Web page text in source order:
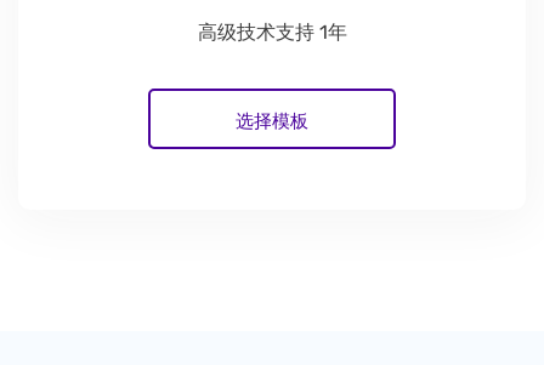
高级技术支持 1年
选择模板